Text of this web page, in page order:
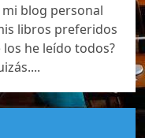
mi blog personal
libros preferidos
he leído todos?